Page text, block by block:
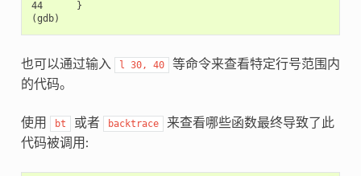
44      }
也可以通过输入 l 30, 40
等命令来查看特定行号范围内
的代码。
使用 bt 或者 backtrace
来查看哪些函数最终导致了此
代码被调用: